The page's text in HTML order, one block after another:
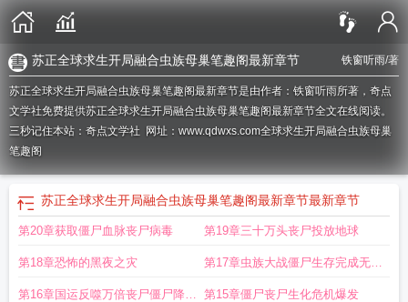
铁窗听雨/著
苏正全球求生开局融合虫族母巢笔趣阁最新章节
苏正全球求生开局融合虫族母巢笔趣阁最新章节是由作者：铁窗听雨所著，奇点
文学社免费提供苏正全球求生开局融合虫族母巢笔趣阁最新章节全文在线阅读。
三秒记住本站：奇点文学社 网址：www.qdwxs.com全球求生开局融合虫族母巢
笔趣阁
苏正全球求生开局融合虫族母巢笔趣阁最新章节最新章节
第20章获取僵尸血脉丧尸病毒 第19章三十万头丧尸投放地球
第18章恐怖的黑夜之灾 第17章虫族大战僵尸生存完成无双
割草
第16章国运反噬万倍丧尸僵尸降临 第15章僵尸丧尸生化危机爆发